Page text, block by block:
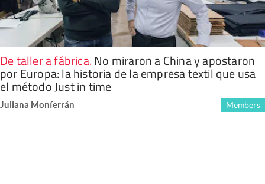
De taller a fábrica.No miraron a China y apostaron
por Europa: la historia de la empresa textil que usa
el método Just in time
Juliana Monferrán Members